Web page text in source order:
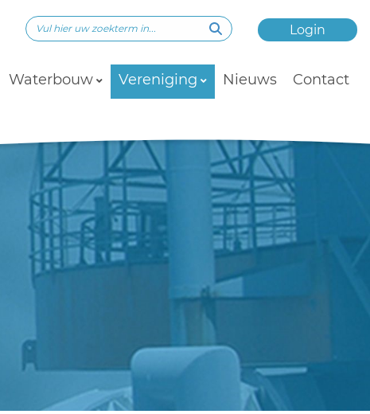
Login
Waterbouw Vereniging Nieuws Contact